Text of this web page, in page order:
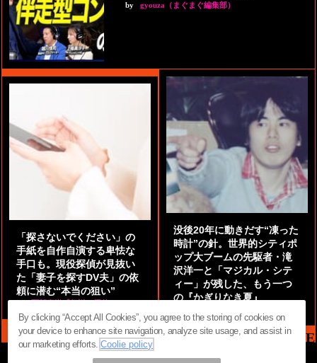
by gyouza（まぐまぐ編集部）
「探さないでください」の
手紙を自作自演する卑怯な
手口も。現役探偵が見抜い
た「妻子を探すDV夫」の依
頼に潜む“本当の狙い”
by 阿部泰尚『伝説の探偵』
没後20年に動きだす“凍った
時計”の針。世界的シティポ
ップ大ブームの先駆者・滝
沢洋一と「マジカル・シテ
ィー」が残した、もう一つ
の『かぎりなき夏』
MAG2 NEWS HEADLINE
By clicking “Accept All Cookies”, you agree to the storing of cookies on
your device to enhance site navigation, analyze site usage, and assist in
our marketing efforts.Coolie policy